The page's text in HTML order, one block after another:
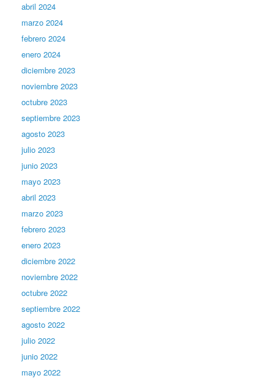
abril 2024
marzo 2024
febrero 2024
enero 2024
diciembre 2023
noviembre 2023
octubre 2023
septiembre 2023
agosto 2023
julio 2023
junio 2023
mayo 2023
abril 2023
marzo 2023
febrero 2023
enero 2023
diciembre 2022
noviembre 2022
octubre 2022
septiembre 2022
agosto 2022
julio 2022
junio 2022
mayo 2022